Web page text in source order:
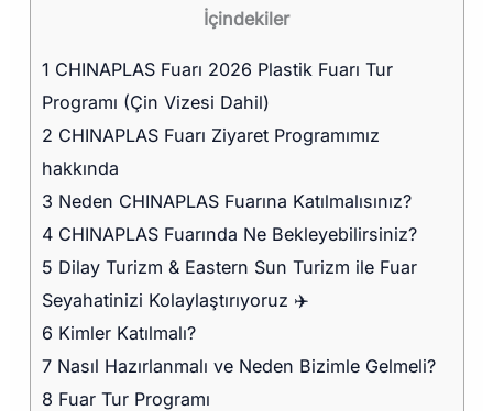
İçindekiler
1 CHINAPLAS Fuarı 2026 Plastik Fuarı Tur
Programı (Çin Vizesi Dahil)
2 CHINAPLAS Fuarı Ziyaret Programımız
hakkında
3 Neden CHINAPLAS Fuarına Katılmalısınız?
4CHINAPLAS Fuarında Ne Bekleyebilirsiniz?
5 Dilay Turizm & Eastern Sun Turizm ile Fuar
Seyahatinizi Kolaylaştırıyoruz ✈️
6 Kimler Katılmalı?
7Nasıl Hazırlanmalı ve Neden Bizimle Gelmeli?
8 Fuar Tur Programı